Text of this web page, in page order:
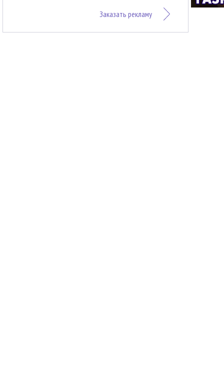
Заказать рекламу